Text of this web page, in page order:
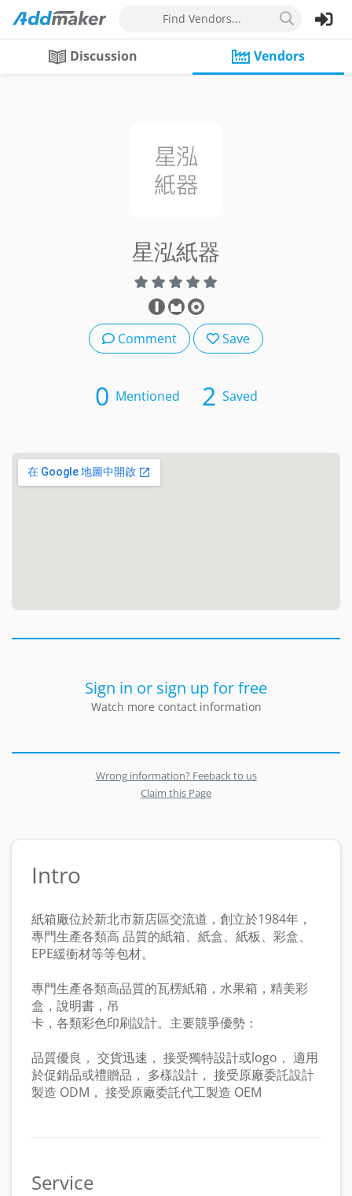
Find Vendors...
Discussion Vendors
星泓紙器
Comment Save
0 Mentioned 2 Saved
Sign in or sign up for free
Watch more contact information
Wrong information? Feeback to us
Claim this Page
Intro
紙箱廠位於新北市新店區交流道，創立於1984年，
專門生產各類高 品質的紙箱、紙盒、紙板、彩盒、
EPE緩衝材等等包材。
專門生產各類高品質的瓦楞紙箱，水果箱，精美彩
盒，說明書，吊
卡，各類彩色印刷設計。主要競爭優勢：
品質優良， 交貨迅速， 接受獨特設計或logo， 適用
於促銷品或禮贈品， 多樣設計， 接受原廠委託設計
製造 ODM， 接受原廠委託代工製造 OEM
Service